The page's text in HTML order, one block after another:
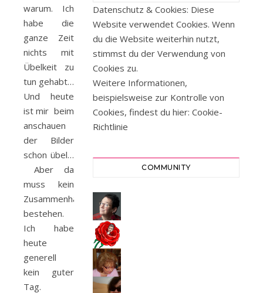
warum. Ich
habe die
ganze Zeit
nichts mit
Übelkeit zu
tun gehabt…
Und heute
ist mir beim
anschauen
der Bilder
schon übel…
Aber da
muss kein
Zusammenhang
bestehen.
Ich habe
heute
generell
kein guter
Tag.
Datenschutz & Cookies: Diese
Website verwendet Cookies. Wenn
du die Website weiterhin nutzt,
stimmst du der Verwendung von
Cookies zu.
Weitere Informationen,
beispielsweise zur Kontrolle von
Cookies, findest du hier: Cookie-
Richtlinie
COMMUNITY